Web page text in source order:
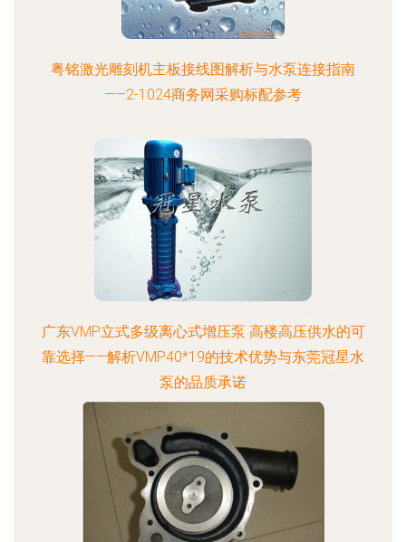
粤铭激光雕刻机主板接线图解析与水泵连接指南
——2-1024商务网采购标配参考
广东VMP立式多级离心式增压泵 高楼高压供水的可
靠选择——解析VMP40*19的技术优势与东莞冠星水
泵的品质承诺